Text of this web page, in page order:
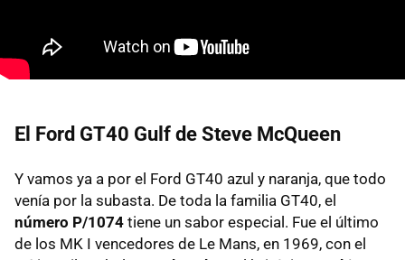
El Ford GT40 Gulf de Steve McQueen
Y vamos ya a por el Ford GT40 azul y naranja, que todo
venía por la subasta. De toda la familia GT40, el
número P/1074 tiene un sabor especial. Fue el último
de los MK I vencedores de Le Mans, en 1969, con el